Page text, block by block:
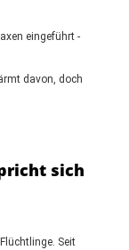
eingeführt -
davon, doch
sich
Seit